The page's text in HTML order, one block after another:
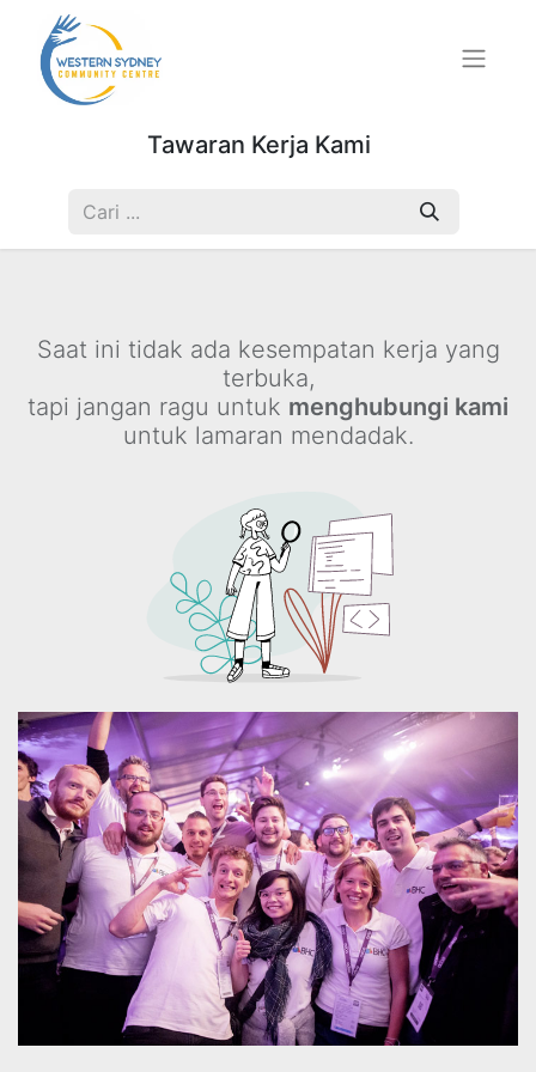
Tawaran Kerja Kami
Saat ini tidak ada kesempatan kerja yang
terbuka,
tapi jangan ragu untuk menghubungi kami
untuk lamaran mendadak.